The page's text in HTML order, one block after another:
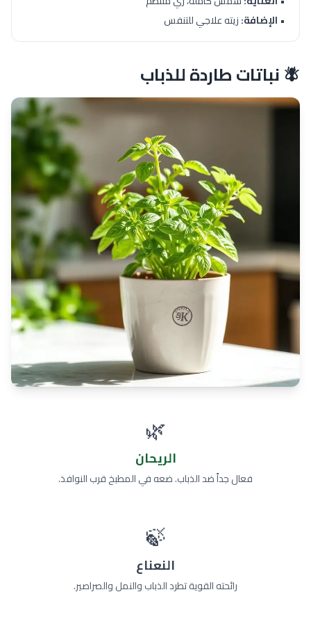
• الإضافة:زيته علاجي للتنفس
🪰 نباتات طاردة للذباب
🌿
الريحان
فعال جداً ضد الذباب. ضعه في المطبخ قرب النوافذ.
🍃
النعناع
رائحته القوية تطرد الذباب والنمل والصراصير.